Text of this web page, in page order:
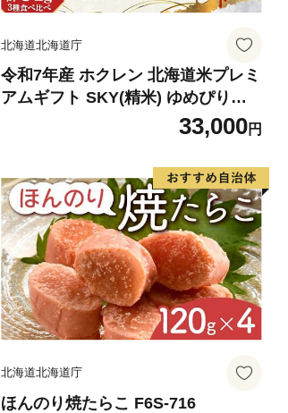
北海道北海道庁
令和7年産 ホクレン 北海道米プレミ
アムギフト SKY(精米) ゆめぴりか
ふっくりんこ 喜ななつぼし 各2kg 3
種セット 計6kg 食べ比べ ごはん こ
33,000円
北海道北海道庁
ほんのり焼たらこ F6S-716